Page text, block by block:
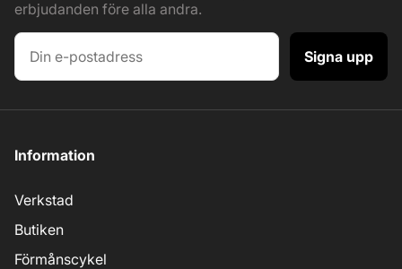
erbjudanden före alla andra.
Signa upp
Information
Verkstad
Butiken
Förmånscykel